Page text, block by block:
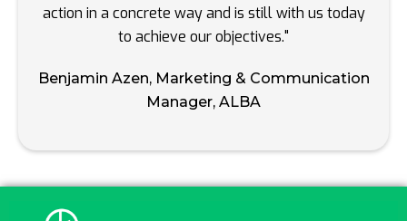
action in a concrete way and is still with us today
to achieve our objectives."
Benjamin Azen, Marketing & Communication
Manager, ALBA